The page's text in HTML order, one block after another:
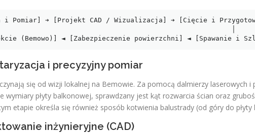
i Pomiar] ➔ [Projekt CAD / Wizualizacja] ➔ [Cięcie i
i precyzyjny pomiar
się od wizji lokalnej na Bemowie. Za pomocą dalmierzy laserowych i
wymiary płyty balkonowej, sprawdzany jest kąt rozwarcia ścian oraz
etapie określa się również sposób kotwienia balustrady (od góry do płyty
inżynieryjne (CAD)